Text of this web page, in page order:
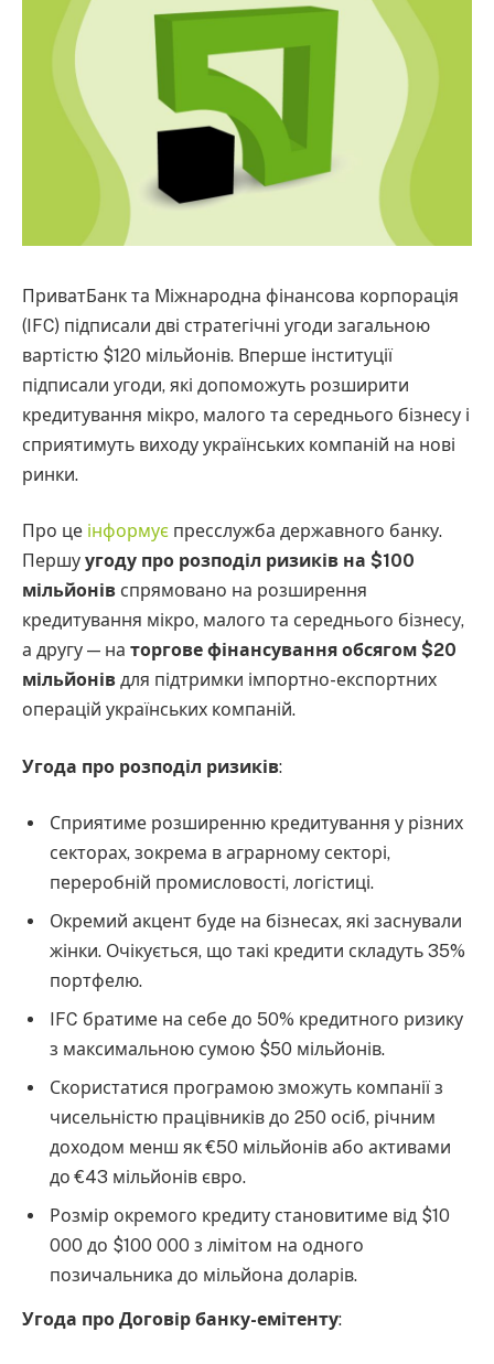
ПриватБанк та Міжнародна фінансова корпорація
(IFC) підписали дві стратегічні угоди загальною
вартістю $120 мільйонів. Вперше інституції
підписали угоди, які допоможуть розширити
кредитування мікро, малого та середнього бізнесу і
сприятимуть виходу українських компаній на нові
ринки.
Про це інформує пресслужба державного банку.
Першу угоду про розподіл ризиків на $100
мільйонів спрямовано на розширення
кредитування мікро, малого та середнього бізнесу,
а другу — на торгове фінансування обсягом $20
мільйонів для підтримки імпортно-експортних
операцій українських компаній.
Угода про розподіл ризиків:
Сприятиме розширенню кредитування у різних
секторах, зокрема в аграрному секторі,
переробній промисловості, логістиці.
Окремий акцент буде на бізнесах, які заснували
жінки. Очікується, що такі кредити складуть 35%
портфелю.
IFC братиме на себе до 50% кредитного ризику
з максимальною сумою $50 мільйонів.
Скористатися програмою зможуть компанії з
чисельністю працівників до 250 осіб, річним
доходом менш як €50 мільйонів або активами
до €43 мільйонів євро.
Розмір окремого кредиту становитиме від $10
000 до $100 000 з лімітом на одного
позичальника до мільйона доларів.
Угода про Договір банку-емітенту: